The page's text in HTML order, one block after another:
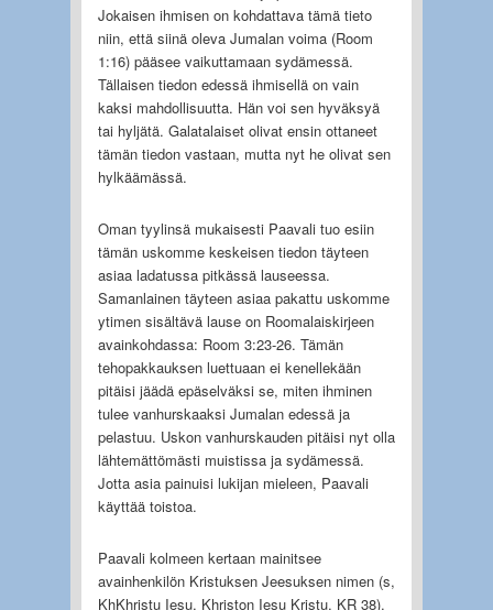
Jokaisen ihmisen on kohdattava tämä tieto
niin, että siinä oleva Jumalan voima (Room
1:16) pääsee vaikuttamaan sydämessä.
Tällaisen tiedon edessä ihmisellä on vain
kaksi mahdollisuutta. Hän voi sen hyväksyä
tai hyljätä. Galatalaiset olivat ensin ottaneet
tämän tiedon vastaan, mutta nyt he olivat sen
hylkäämässä.
Oman tyylinsä mukaisesti Paavali tuo esiin
tämän uskomme keskeisen tiedon täyteen
asiaa ladatussa pitkässä lauseessa.
Samanlainen täyteen asiaa pakattu uskomme
ytimen sisältävä lause on Roomalaiskirjeen
avainkohdassa: Room 3:23-26. Tämän
tehopakkauksen luettuaan ei kenellekään
pitäisi jäädä epäselväksi se, miten ihminen
tulee vanhurskaaksi Jumalan edessä ja
pelastuu. Uskon vanhurskauden pitäisi nyt olla
lähtemättömästi muistissa ja sydämessä.
Jotta asia painuisi lukijan mieleen, Paavali
käyttää toistoa.
Paavali kolmeen kertaan mainitsee
avainhenkilön Kristuksen Jeesuksen nimen (s,
KhKhristu Iesu, Khriston Iesu Kristu, KR 38).